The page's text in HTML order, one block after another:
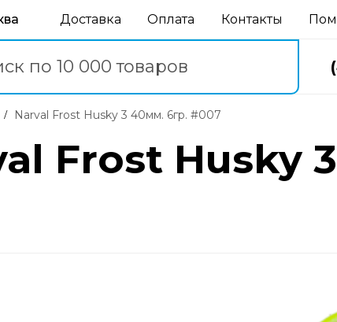
Доставка Оплата Контакты
Narval Frost Husky 3 40мм. 6гр. #007
Frost Husky